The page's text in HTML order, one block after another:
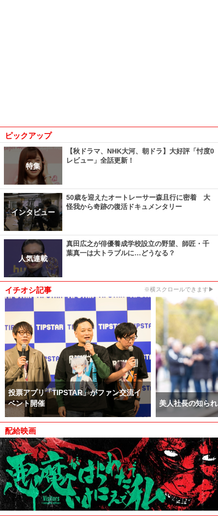
ピックアップ
特集
【秋ドラマ、NHK大河、朝ドラ】大好評「忖度0
レビュー」全話更新！
インタビュー
50歳を迎えたオートレーサー森且行に密着 大
怪我から奇跡の復活ドキュメンタリー
人気連載
真田広之が俳優養成学校設立の野望、師匠・千
葉真一は大トラブルに…どうなる？
イチオシ記事 ※横スクロールできます▶
投票アプリ「TIPSTAR」がファン交流イ
ベント開催
美人社長の知ら
配給映画